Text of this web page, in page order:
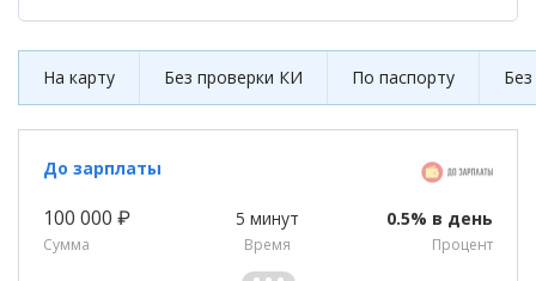
На карту Без проверки КИ По паспорту
До зарплаты
100 000 ₽
Сумма
5 минут
Время
0.5% в день
Процент